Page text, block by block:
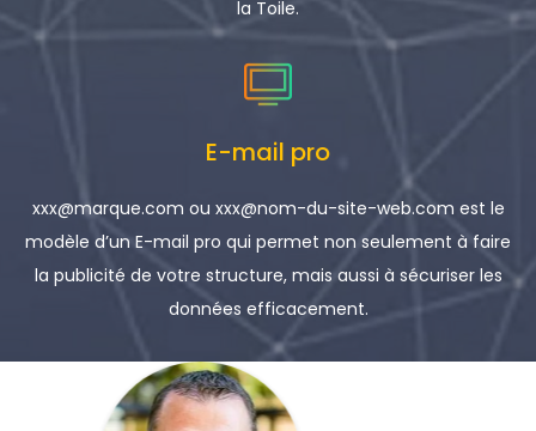
la Toile.
E-mail pro
xxx@marque.com ou xxx@nom-du-site-web.com est le
modèle d’un E-mail pro qui permet non seulement à faire
la publicité de votre structure, mais aussi à sécuriser les
données efficacement.